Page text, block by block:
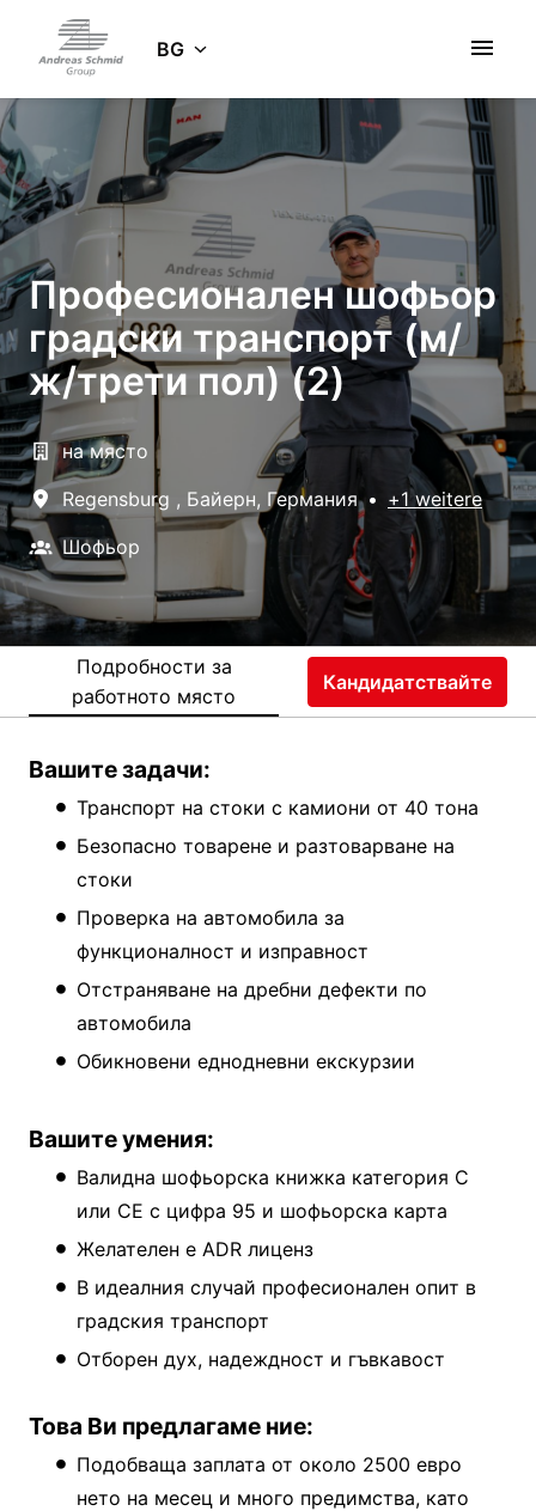
springenStartseite BG
Професионален шофьор
градски транспорт (м/
ж/трети пол) (2)
на място
Regensburg , Байерн, Германия • +1 weitere
Шофьор
Подробности за
работното място
Кандидатствайте
Вашите задачи:
Транспорт на стоки с камиони от 40 тона
Безопасно товарене и разтоварване на
стоки
Проверка на автомобила за
функционалност и изправност
Отстраняване на дребни дефекти по
автомобила
Обикновени еднодневни екскурзии
Вашите умения:
Валидна шофьорска книжка категория C
или CE с цифра 95 и шофьорска карта
Желателен е ADR лиценз
В идеалния случай професионален опит в
градския транспорт
Отборен дух, надеждност и гъвкавост
Това Ви предлагаме ние:
Подобваща заплата от около 2500 евро
нето на месец и много предимства, като